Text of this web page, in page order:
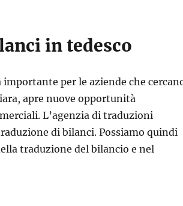
in tedesco
per le aziende che
apre nuove opportunità
L’agenzia di traduzioni
di bilanci. Possiamo quindi
traduzione del bilancio e nel